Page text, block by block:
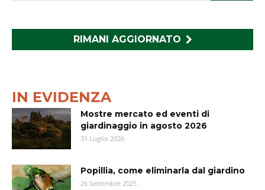
RIMANI AGGIORNATO
IN EVIDENZA
Mostre mercato ed eventi di
giardinaggio in agosto 2026
31 Luglio 2026
Popillia, come eliminarla dal giardino
26 Settembre 2025